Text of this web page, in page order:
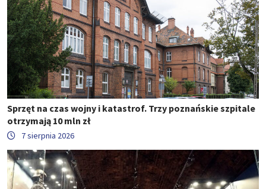
Sprzęt na czas wojny i katastrof. Trzy poznańskie szpitale
otrzymają 10 mln zł
7 sierpnia 2026